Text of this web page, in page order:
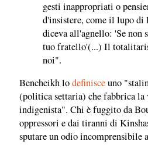
gesti inappropriati o
d'insistere, come il lupo di
diceva all'agnello: 'Se non
tuo fratello'(...) Il
noi".
Bencheikh lodefinisceuno
(politica settaria) che fabbrica
indigenista". Chi è fuggito da
oppressori e dai tiranni di
sputare un odio incomprensibile